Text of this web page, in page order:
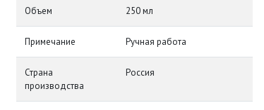
Объем 250 мл
Примечание Ручная работа
Страна
производства
Россия